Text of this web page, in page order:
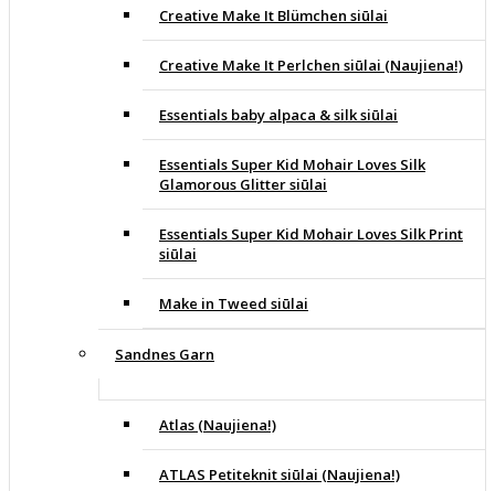
Creative Make It Blümchen siūlai
Creative Make It Perlchen siūlai (Naujiena!)
Essentials baby alpaca & silk siūlai
Essentials Super Kid Mohair Loves Silk
Glamorous Glitter siūlai
Essentials Super Kid Mohair Loves Silk Print
siūlai
Make in Tweed siūlai
Sandnes Garn
Atlas (Naujiena!)
ATLAS Petiteknit siūlai (Naujiena!)